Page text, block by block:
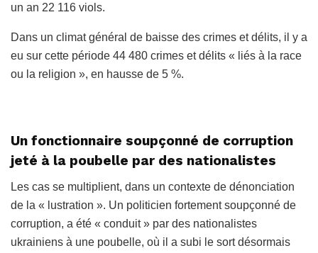
un an 22 116 viols.
Dans un climat général de baisse des crimes et délits, il y a
eu sur cette période 44 480 crimes et délits « liés à la race
ou la religion », en hausse de 5 %.
Un fonctionnaire soupçonné de corruption
jeté à la poubelle par des nationalistes
Les cas se multiplient, dans un contexte de dénonciation
de la « lustration ». Un politicien fortement soupçonné de
corruption, a été « conduit » par des nationalistes
ukrainiens à une poubelle, où il a subi le sort désormais